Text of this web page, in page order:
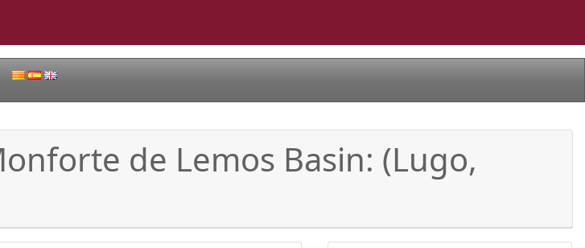
de Lemos Basin: (Lugo,